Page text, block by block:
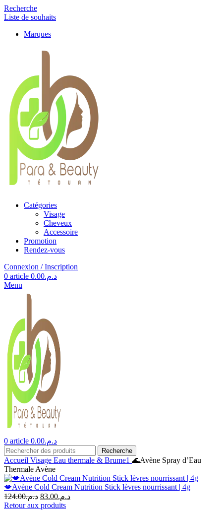
Recherche
Liste de souhaits
Marques
Catégories
Visage
Cheveux
Accessoire
Promotion
Rendez-vous
Connexion / Inscription
0 article د.م.0.00
Menu
0 article د.م.0.00
Recherche
Accueil Visage Eau thermale & Brume1 🌊Avène Spray d’Eau
Thermale Avène
💋Avène Cold Cream Nutrition Stick lèvres nourrissant | 4g
د.م.124.00
Le
prix
د.م.83.00
Le
Retour aux produits